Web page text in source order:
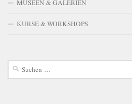
MUSEEN & GALERIEN
KURSE & WORKSHOPS
Suchen